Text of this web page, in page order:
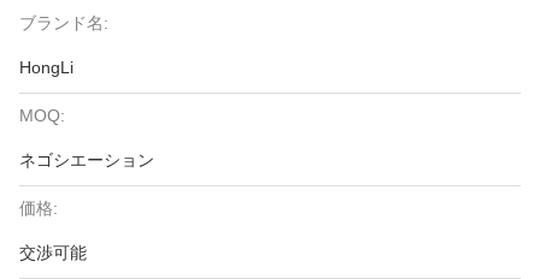
ブランド名:
HongLi
MOQ:
ネゴシエーション
価格:
交渉可能